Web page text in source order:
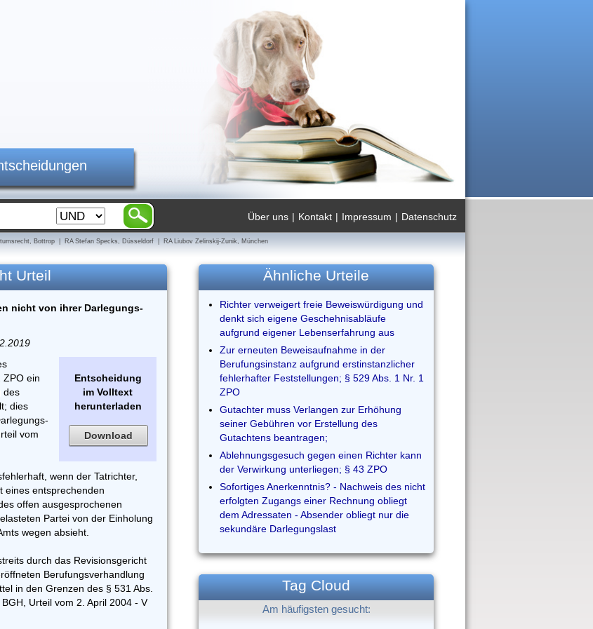
Datenschutz
|
Impressum
|
Kontakt
|
Über uns
Bottrop | RA Stefan Specks, Düsseldorf | RA Liubov Zelinskij-Zunik, München
Urteil
nicht von ihrer Darlegungs-
Entscheidung
im Volltext
herunterladen
Download
ZPO ein
des
dies
vom
wenn der Tatrichter,
eines entsprechenden
offen ausgesprochenen
Partei von der Einholung
wegen absieht.
durch das Revisionsgericht
Berufungsverhandlung
in den Grenzen des § 531 Abs.
Urteil vom 2. April 2004 - V
Ähnliche Urteile
Richter verweigert freie Beweiswürdigung und
denkt sich eigene Geschehnisabläufe
aufgrund eigener Lebenserfahrung aus
Zur erneuten Beweisaufnahme in der
Berufungsinstanz aufgrund erstinstanzlicher
fehlerhafter Feststellungen; § 529 Abs. 1 Nr. 1
ZPO
Gutachter muss Verlangen zur Erhöhung
seiner Gebühren vor Erstellung des
Gutachtens beantragen;
Ablehnungsgesuch gegen einen Richter kann
der Verwirkung unterliegen; § 43 ZPO
Sofortiges Anerkenntnis? - Nachweis des nicht
erfolgten Zugangs einer Rechnung obliegt
dem Adressaten - Absender obliegt nur die
sekundäre Darlegungslast
Tag Cloud
Am häufigsten gesucht: